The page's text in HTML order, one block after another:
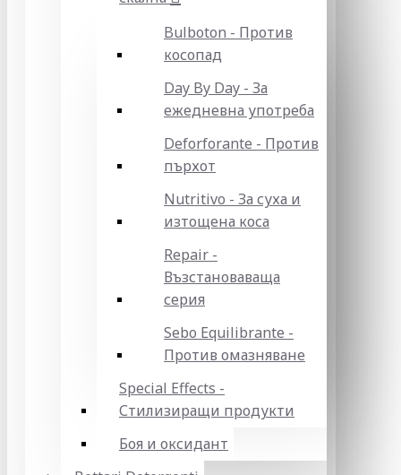
Bulboton - Против
косопад
Day By Day - За
ежедневна употреба
Deforforante - Против
пърхот
Nutritivo - За суха и
изтощена коса
Repair -
Възстановаваща
серия
Sebo Equilibrante -
Против омазняване
Special Effects -
Стилизиращи продукти
Боя и оксидант